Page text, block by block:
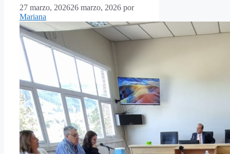
27 marzo, 202626 marzo, 2026 por
Mariana